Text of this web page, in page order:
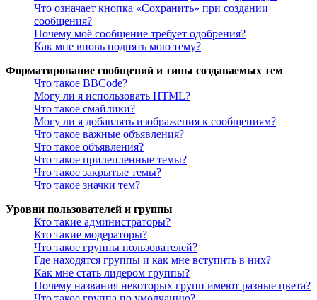
Что означает кнопка «Сохранить» при создании
сообщения?
Почему моё сообщение требует одобрения?
Как мне вновь поднять мою тему?
Форматирование сообщений и типы создаваемых тем
Что такое BBCode?
Могу ли я использовать HTML?
Что такое смайлики?
Могу ли я добавлять изображения к сообщениям?
Что такое важные объявления?
Что такое объявления?
Что такое прилепленные темы?
Что такое закрытые темы?
Что такое значки тем?
Уровни пользователей и группы
Кто такие администраторы?
Кто такие модераторы?
Что такое группы пользователей?
Где находятся группы и как мне вступить в них?
Как мне стать лидером группы?
Почему названия некоторых групп имеют разные цвета?